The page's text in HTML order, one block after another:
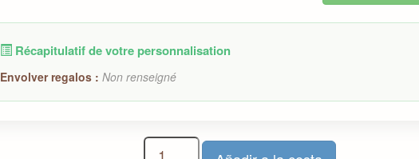
Récapitulatif de votre personnalisation
Envolver regalos : Non renseigné